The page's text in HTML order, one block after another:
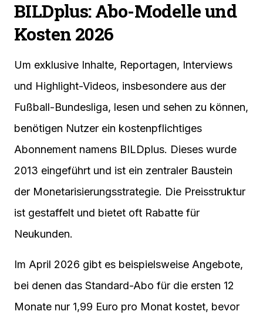
BILDplus: Abo-Modelle und
Kosten 2026
Um exklusive Inhalte, Reportagen, Interviews
und Highlight-Videos, insbesondere aus der
Fußball-Bundesliga, lesen und sehen zu können,
benötigen Nutzer ein kostenpflichtiges
Abonnement namens BILDplus. Dieses wurde
2013 eingeführt und ist ein zentraler Baustein
der Monetarisierungsstrategie. Die Preisstruktur
ist gestaffelt und bietet oft Rabatte für
Neukunden.
Im April 2026 gibt es beispielsweise Angebote,
bei denen das Standard-Abo für die ersten 12
Monate nur 1,99 Euro pro Monat kostet, bevor